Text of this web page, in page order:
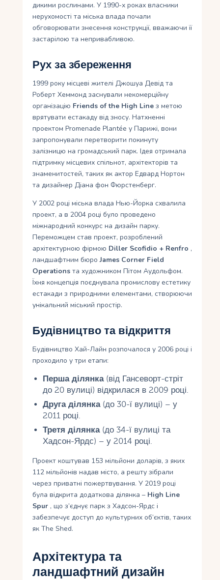
дикими рослинами. У 1990-х роках власники
нерухомості та міська влада почали
обговорювати знесення конструкції, вважаючи її
застарілою та непривабливою.
Рух за збереження
1999 року місцеві жителі Джошуа Девід та
Роберт Хеммонд заснували некомерційну
організацію Friends of the High Line з метою
врятувати естакаду від зносу. Натхненні
проектом Promenade Plantée у Парижі, вони
запропонували перетворити покинуту
залізницю на громадський парк. Ідея отримала
підтримку місцевих спільнот, архітекторів та
знаменитостей, таких як актор Едвард Нортон
та дизайнер Діана фон Фюрстенберг.
У 2002 році міська влада Нью-Йорка схвалила
проект, а в 2004 році було проведено
міжнародний конкурс на дизайн парку.
Переможцем став проект, розроблений
архітектурною фірмою Diller Scofidio + Renfro ,
ландшафтним бюроJames Corner Field
Operations та художником Пітом Аудольфом.
Їхня концепція поєднувала промислову естетику
естакади з природними елементами, створюючи
унікальний міський простір.
Будівництво та відкриття
Будівництво Хай-Лайн розпочалося у 2006 році і
проходило у три етапи:
Перша ділянка(від Гансеворт-стріт
до 20 вулиці) відкрилася в 2009 році.
Друга ділянка(до 30-ї вулиці) – у
2011 році.
Третя ділянка(до 34-ї вулиці та
Хадсон-Ярдс) – у 2014 році.
Проект коштував 153 мільйони доларів, з яких
112 мільйонів надав місто, а решту зібрали
через приватні пожертвування. У 2019 році
була відкрита додаткова ділянка – High Line
Spur , що з’єднує парк з Хадсон-Ярдс і
забезпечує доступ до культурних об’єктів, таких
як The Shed.
Архітектура та
ландшафтний дизайн